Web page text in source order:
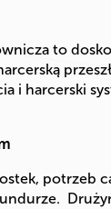
to
i harcerski
potrzeb